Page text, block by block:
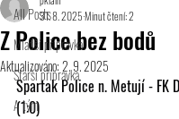
All Posts
Mladší přípravka
Starší přípravka
A tým
Z Police bez bodů
31. 8. 2025Minut čtení: 2
Aktualizováno:2. 9. 2025
Spartak Police n. Metují - FK
(1:0)